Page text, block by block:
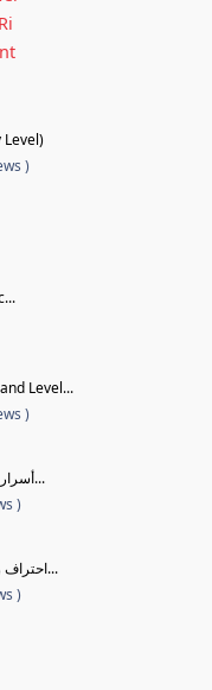
Level)
)
Level...
)
أسرار الإظهار المعماري بالألوا...
)
احتراف رسم الاشجار بالالوان ال...
)